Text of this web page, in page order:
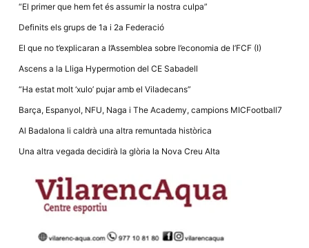
“El primer que hem fet és assumir la nostra culpa”
Definits els grups de 1a i 2a Federació
El que no t’explicaran a l’Assemblea sobre l’economia de l’FCF (I)
Ascens a la Lliga Hypermotion del CE Sabadell
“Ha estat molt ‘xulo’ pujar amb el Viladecans”
Barça, Espanyol, NFU, Naga i The Academy, campions MICFootball7
Al Badalona li caldrà una altra remuntada històrica
Una altra vegada decidirà la glòria la Nova Creu Alta
emmagatzemen
lloc funcioni tan
possible. Si
aquestes
algunes
funcionalitats
desapareixeran
Màrqueting
En compartir
els teus
comportament
mentre